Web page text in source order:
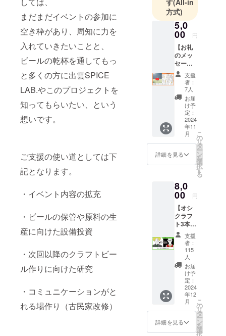
まだまだイベントの参加に
空き枠があり、周知に力を
入れていきたいことと、
ビールの乾杯を通してもっ
と多くの方に出雲SPICE
LAB.やこのプロジェクトを
知ってもらいたい、という
想いです。
ご支援の使い道としては下
記となります。
・イベント内容の拡充
・ビールの保管や原料の生
産に向けた設備投資
・次回以降のクラフトビー
ル作りに向けた研究
・コミュニケーションがと
れる場作り（古民家改修）
フトコーラ
やカレー
キットの製
造・販売を
行っていま
す(All-in
方式)
5,0
00 円
【お礼
のメッ
セー
ジ】 山
田・中
野・井
上から
お礼の
メッ
セージ
をお送
りいた
しま
す。 ※
リター
方法に
ついて
は、
メール
にてご
連絡い
たしま
支援
者：
7人
お届
け予
定：
2024
年11
月
詳細を見る
こ
の
リ
タ
ー
ン
を
選
択
す
る
8,0
00 円
【オシ
クラフ
ト3本飲
み比べ
セッ
ト】 缶
ビール
（350m
l）×3本
セット
＜リ
ターン
詳細＞
・プリ
ンセス
支援
者：
115
人
お届
け予
定：
2024
年12
月
詳細を見る
こ
の
リ
タ
ー
ン
を
選
択